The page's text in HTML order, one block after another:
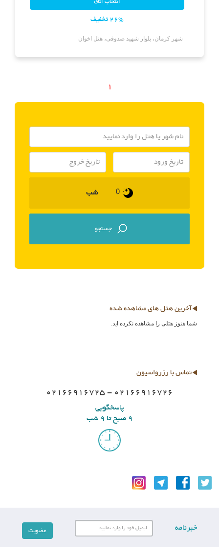
26% تخفیف
شهر کرمان، بلوار شهید صدوقی، هتل اخوان
1
شب
آخرین هتل های مشاهده شده
شما هنوز هتلی را مشاهده نکرده اید.
تماس با رزرواسیون
02166916725 - 02166916726
پاسخگویی
9 صبح تا 9 شب
خبرنامه